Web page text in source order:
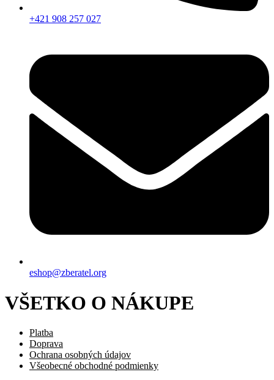
+421 908 257 027
eshop@zberatel.org
VŠETKO O NÁKUPE
Platba
Doprava
Ochrana osobných údajov
Všeobecné obchodné podmienky